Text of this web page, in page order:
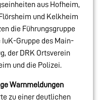
aus Hofheim,
und Kelkheim
die Führungsgruppe
Gruppe des Main-
der DRK Ortsverein
und die Polizei.
Warnmeldungen
zu einer deutlichen